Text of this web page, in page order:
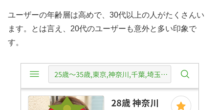
ユーザーの年齢層は高めで、30代以上の人がたくさんい
ます。とは言え、20代のユーザーも意外と多い印象で
す。